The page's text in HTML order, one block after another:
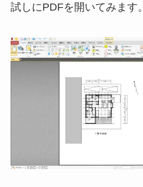
試しにPDFを開いてみます。